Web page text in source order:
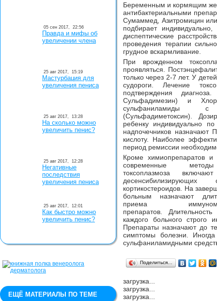
Беременным и кормящим
антибактериальными
Сумаммед, Азитромицин
подбирает
диспептические
проведения терапии
грудное вскармливание.
При врожденном
проявляться.
только через 2-7 лет. У
судороги. Лечение
подтверждения
Сульфадимезин) и
сульфаниламиды с
(Сульфадиметоксин).
ребенку индивидуально
надпочечников
кислоту. Наиболее
период ремиссии
Кроме химиопрепаратов и
современные
токсоплазмоза
кортикостероидов. На
больным назначают
приема
препаратов.
каждого больного строго
Препараты назначают до
симптомы болезни.
сульфаниламидными
Поделиться…
загрузка...
загрузка...
загрузка...
05 сен 2017, 22:56
Правда и мифы об
увеличении члена
25 авг 2017, 15:19
Мастурбация для
увеличения пениса
25 авг 2017, 13:28
На сколько можно
увеличить пенис?
25 авг 2017, 12:28
Негативные
последствия
увеличения пениса
25 авг 2017, 12:01
Как быстро можно
увеличить пенис?
ЕЩЁ МАТЕРИАЛЫ ПО ТЕМЕ